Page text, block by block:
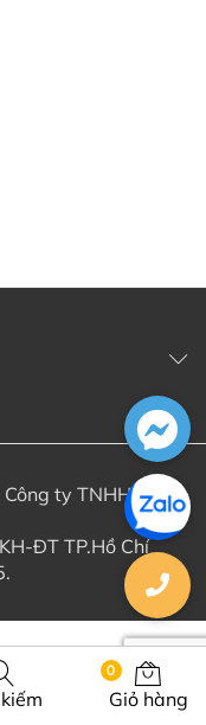
ty TNHH Kính
ĐT TP.Hồ Chí
0
Giỏ hàng